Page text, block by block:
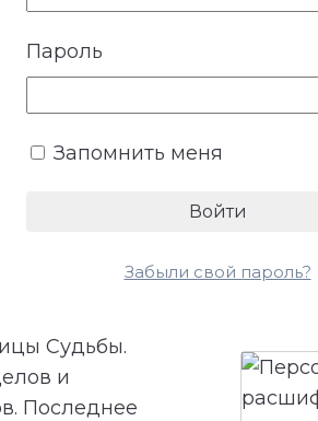
Бесплатный онлайн-
и откроет
онлайн
Судьбы.
и
Последнее
Пароль
Запомнить меня
Забыли свой пароль?